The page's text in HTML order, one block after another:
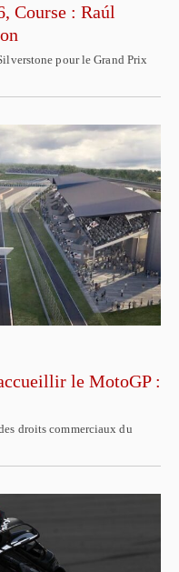
Course : Raúl
pour le Grand Prix
le MotoGP :
droits commerciaux du